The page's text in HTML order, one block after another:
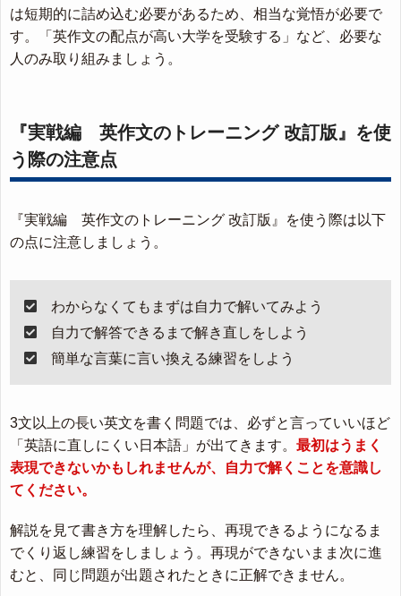
は短期的に詰め込む必要があるため、相当な覚悟が必要で
す。「英作文の配点が高い大学を受験する」など、必要な
人のみ取り組みましょう。
『実戦編 英作文のトレーニング 改訂版』を使
う際の注意点
『実戦編 英作文のトレーニング 改訂版』を使う際は以下
の点に注意しましょう。
わからなくてもまずは自力で解いてみよう
自力で解答できるまで解き直しをしよう
簡単な言葉に言い換える練習をしよう
3文以上の長い英文を書く問題では、必ずと言っていいほど
「英語に直しにくい日本語」が出てきます。 最初はうまく
表現できないかもしれませんが、自力で解くことを意識し
てください。
解説を見て書き方を理解したら、再現できるようになるま
でくり返し練習をしましょう。再現ができないまま次に進
むと、同じ問題が出題されたときに正解できません。